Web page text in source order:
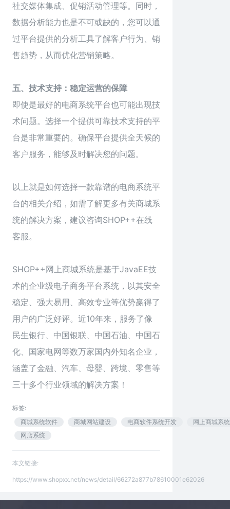
社交媒体集成、促销活动管理等。同时，
数据分析能力也是不可或缺的，您可以通
过平台提供的分析工具了解客户行为、销
售趋势，从而优化营销策略。
五、技术支持：稳定运营的保障
即使是最好的电商系统平台也可能出现技
术问题。选择一个提供可靠技术支持的平
台是非常重要的。确保平台提供全天候的
客户服务，能够及时解决您的问题。
以上就是如何选择一款靠谱的电商系统平
台的相关介绍，如需了解更多有关商城系
统的解决方案，建议咨询SHOP++在线
客服。
SHOP++网上商城系统是基于JavaEE技
术的企业级电子商务平台系统，以其安全
稳定、强大易用、高效专业等优势赢得了
用户的广泛好评。近10年来，服务了像
民生银行、中国银联、中国石油、中国石
化、国家电网等数万家国内外知名企业，
涵盖了金融、汽车、母婴、跨境、零售等
三十多个行业领域的解决方案！
标签:
商城系统软件
商城网站建设 电商软件系统开发
网上商城系统
网店系统
本文链接:
https://www.shopxx.net/news/detail/66272a877b78610001e62026